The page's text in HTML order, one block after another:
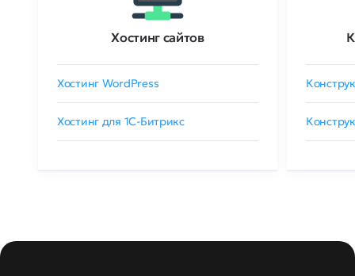
Хостинг сайтов
Хостинг WordPress
Хостинг для 1C-Битрикс